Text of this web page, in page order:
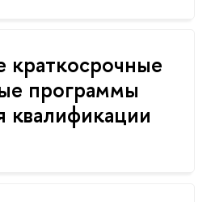
программы